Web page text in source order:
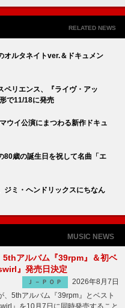
RELATED NEWS
オルタネイトver.＆ドキュメン
ペリエンス、『ライヴ・アッ
で11/18に発売
ウイ公演にまつわる新作ドキュ
80歳の誕生日を祝して名曲「エ
ジミ・ヘンドリックスにちなん
MUSIC NEWS
5thアルバム『39rpm』＆初ベ
』発売日決定
Ｊ－ＰＯＰ
2026年8月7日
5thアルバム『39rpm』とベスト
』を10月7日に同時発売すること